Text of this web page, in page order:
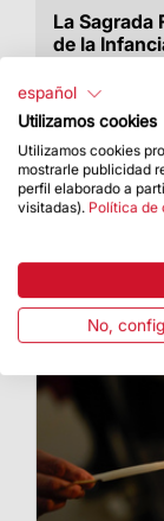
La Sagrada
de la
Del 27 al
Montjuïc de
español
Utilizamos cookies
Utilizamos cookies
mostrarle publicidad
perfil elaborado a
visitadas). Política de
No,